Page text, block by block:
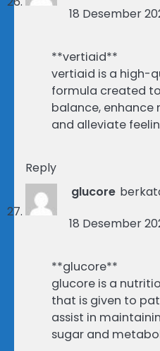
18 Desember
**vertiaid**
vertiaid is a high-
formula created
balance, enhance
and alleviate
Reply
glucore
18 Desember
**glucore**
glucore is a
that is given to
assist in
sugar and